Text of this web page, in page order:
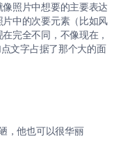
照片中想要的主要表达
中的次要元素（比如风
完全不同，不像现在，
文字占据了那个大的面
，他也可以很华丽